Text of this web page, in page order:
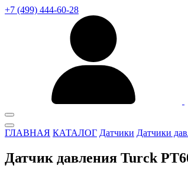
+7 (499) 444-60-28
ГЛАВНАЯ КАТАЛОГ Датчики Датчики
Датчик давления Turck